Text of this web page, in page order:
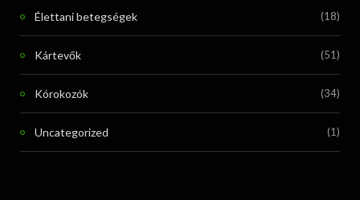
Élettani betegségek (18)
Kártevők (51)
Kórokozók (34)
Uncategorized (1)